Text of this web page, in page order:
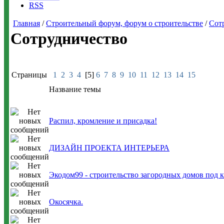
RSS
Главная /Строительный форум, форум о строительстве /
Сотрудничество
Страницы 1 2 3 4 [5] 6 7 8 9 10 11 12 13 14 15
Название темы
Распил, кромление и присадка!
ДИЗАЙН ПРОЕКТА ИНТЕРЬЕРА
Экодом99 - строительство загородных домов под
Окосячка.